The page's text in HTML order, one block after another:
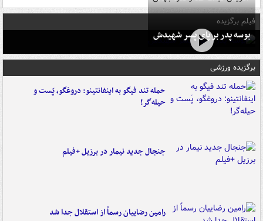
فیلم برگزیده
بوسه‌ پدر بر پای پسر شهیدش
برگزیده ورزشی
حمله تند فیگو به اینفانتینو: دروغگو، پَست‌ و
حیله‌گر!
جنجال جدید نیمار در برزیل +فیلم
رامین رضاییان رسماً از استقلال جدا شد